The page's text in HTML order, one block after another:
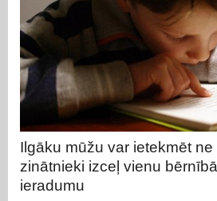
Ilgāku mūžu var ietekmēt
zinātnieki izceļ vienu
ieradumu